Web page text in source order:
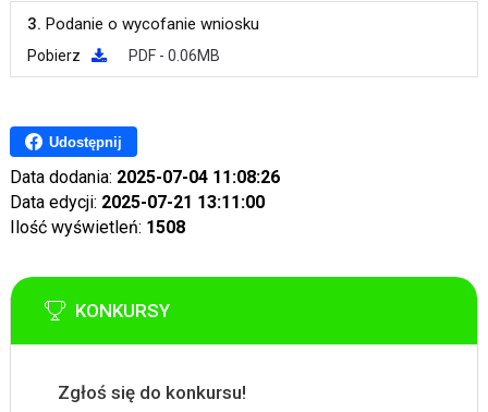
3. Podanie o wycofanie wniosku
Pobierz PDF - 0.06MB
Udostępnij
Data dodania: 2025-07-04 11:08:26
Data edycji: 2025-07-21 13:11:00
Ilość wyświetleń: 1508
KONKURSY
Zgłoś się do konkursu!